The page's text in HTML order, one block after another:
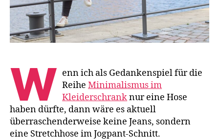
W enn ich als Gedankenspiel für die
ReiheMinimalismus im
Kleiderschranknur eine Hose
haben dürfte, dann wäre es aktuell
überraschenderweise keine Jeans, sondern
eine Stretchhose im Jogpant-Schnitt.